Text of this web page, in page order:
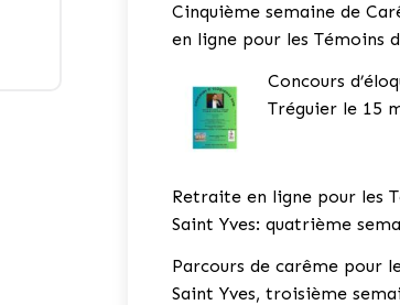
Cinquième semaine de
en ligne pour les Témoins
Concours
Tréguier le 15
Retraite en ligne pour les
Saint Yves: quatrième
Parcours de carême pour
Saint Yves, troisième